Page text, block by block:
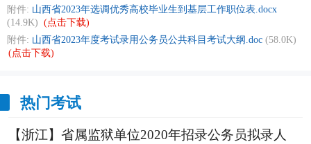
附件: 山西省2023年选调优秀高校毕业生到基层工作职位表.docx
(14.9K) (点击下载)
附件: 山西省2023年度考试录用公务员公共科目考试大纲.doc (58.0K)
(点击下载)
热门考试
【浙江】省属监狱单位2020年招录公务员拟录人